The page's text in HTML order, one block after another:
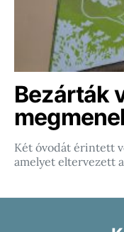
Bezárták
Két óvodát érintett
amelyet eltervezett